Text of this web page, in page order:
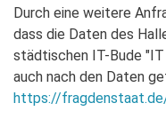
Durch eine weitere
dass die Daten des
städtischen IT-Bude
auch nach den Daten
https://